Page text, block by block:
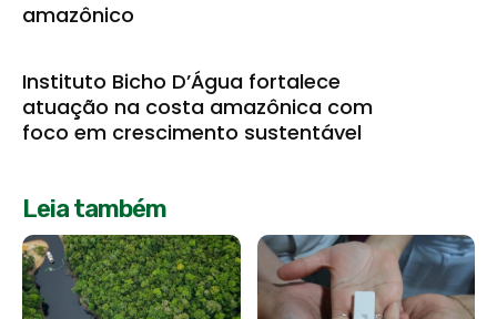
amazônico
Instituto Bicho D’Água fortalece
atuação na costa amazônica com
foco em crescimento sustentável
Leia também